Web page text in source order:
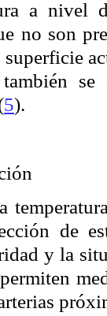
a nivel
no son
superficie
se
5).
de
y la